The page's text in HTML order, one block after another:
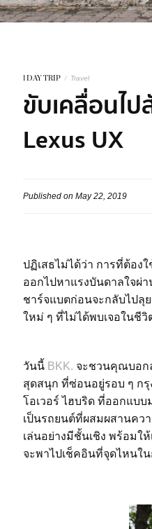
1 DAY TRIP / Travel
ขับเคลื่อนไ
Lexus UX
Published on May 22, 2019
ปฏิเสธไม่ได้ว่า การที่ต้อง
ออกไปหาแรงบันดาลใจผ่
ชาร์จแบตก่อนจะกลับไปลุ
ใหม่ ๆ ที่ไม่ได้พบเจอในชีวิ
วันนี้ BKK. จะชวนคุณบอก
สุดสนุก ที่ซ่อนอยู่รอบ ๆ กรุ
โอเวอร์ ไฮบริด ที่ออกแบบ
เป็นรถยนต์ที่ผสมผสานคว
เล่นอย่างมีชั้นเชิง พร้อมใ
จะพาไปเช็คอินที่จุดไหนใ